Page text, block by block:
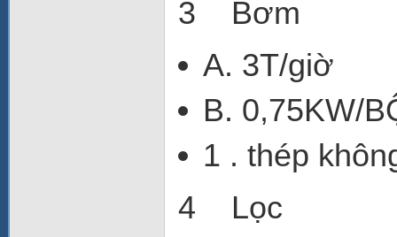
3 Bơm
A. 3T/giờ
B. 0,75KW/
1 . thép
4 Lọc